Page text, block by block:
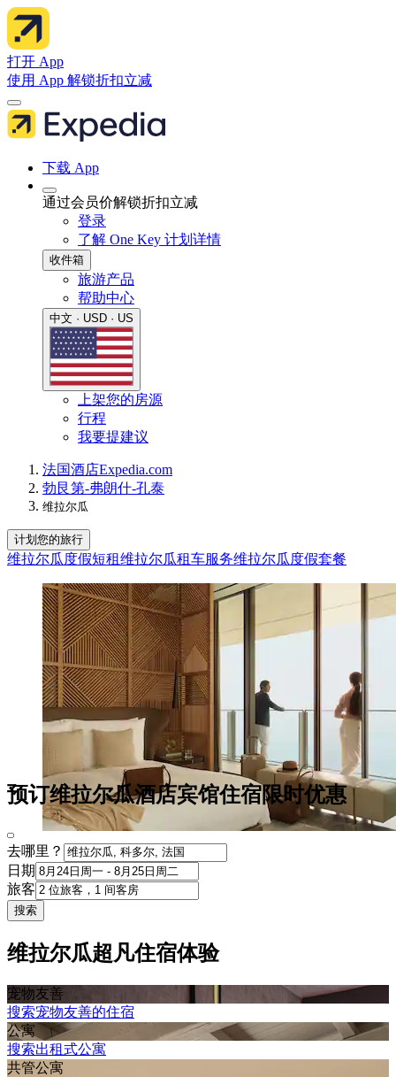
打开 App
使用 App 解锁折扣立减
下载 App
通过会员价解锁折扣立减
登录
了解 One Key 计划详情
收件箱
旅游产品
帮助中心
中文 · USD · US
上架您的房源
行程
我要提建议
法国酒店Expedia.com
勃艮第-弗朗什-孔泰
维拉尔瓜
计划您的旅行
维拉尔瓜度假短租维拉尔瓜租车服务维拉尔瓜度假套餐
预订维拉尔瓜酒店宾馆住宿限时优惠
去哪里？
日期
旅客
搜索
维拉尔瓜超凡住宿体验
宠物友善
搜索宠物友善的住宿
公寓
搜索出租式公寓
共管公寓